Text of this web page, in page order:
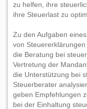
zu helfen, ihre
ihre Steuerlast zu
Zu den Aufgaben
von
die Beratung bei
Vertretung der
die Unterstützung bei
Steuerberater
geben Empfehlungen
bei der Einhaltung